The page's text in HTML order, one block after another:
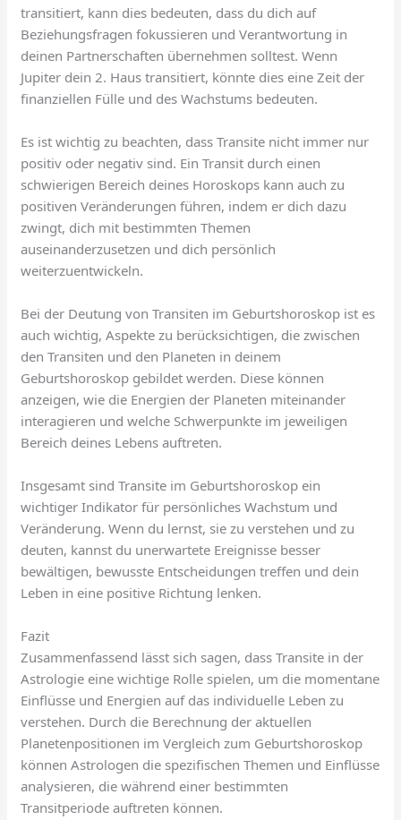
transitiert, kann dies bedeuten, dass du dich auf
Beziehungsfragen fokussieren und Verantwortung in
deinen Partnerschaften übernehmen solltest. Wenn
Jupiter dein 2. Haus transitiert, könnte dies eine Zeit der
finanziellen Fülle und des Wachstums bedeuten.
Es ist wichtig zu beachten, dass Transite nicht immer nur
positiv oder negativ sind. Ein Transit durch einen
schwierigen Bereich deines Horoskops kann auch zu
positiven Veränderungen führen, indem er dich dazu
zwingt, dich mit bestimmten Themen
auseinanderzusetzen und dich persönlich
weiterzuentwickeln.
Bei der Deutung von Transiten im Geburtshoroskop ist es
auch wichtig, Aspekte zu berücksichtigen, die zwischen
den Transiten und den Planeten in deinem
Geburtshoroskop gebildet werden. Diese können
anzeigen, wie die Energien der Planeten miteinander
interagieren und welche Schwerpunkte im jeweiligen
Bereich deines Lebens auftreten.
Insgesamt sind Transite im Geburtshoroskop ein
wichtiger Indikator für persönliches Wachstum und
Veränderung. Wenn du lernst, sie zu verstehen und zu
deuten, kannst du unerwartete Ereignisse besser
bewältigen, bewusste Entscheidungen treffen und dein
Leben in eine positive Richtung lenken.
Fazit
Zusammenfassend lässt sich sagen, dass Transite in der
Astrologie eine wichtige Rolle spielen, um die momentane
Einflüsse und Energien auf das individuelle Leben zu
verstehen. Durch die Berechnung der aktuellen
Planetenpositionen im Vergleich zum Geburtshoroskop
können Astrologen die spezifischen Themen und Einflüsse
analysieren, die während einer bestimmten
Transitperiode auftreten können.